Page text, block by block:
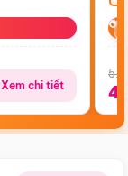
Xem chi tiết